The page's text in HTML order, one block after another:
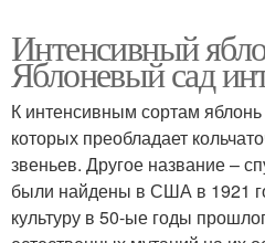
Интенсивный
Яблоневый сад
К интенсивным сортам яблонь
которых преобладает
звеньев. Другое название –
были найдены в США в 1921
культуру в 50-ые годы